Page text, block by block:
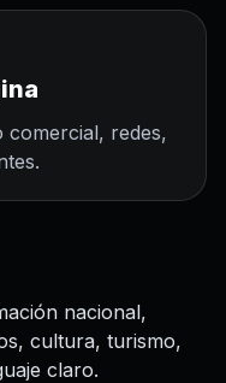
comercial, redes,
nacional,
cultura, turismo,
claro.